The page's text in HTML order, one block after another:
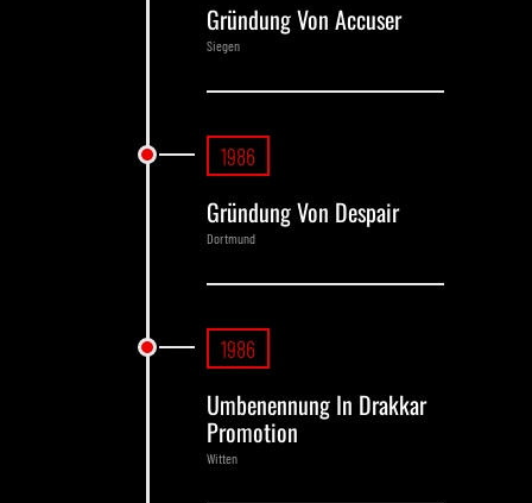
Gründung Von Accuser
Siegen
1986
Gründung Von Despair
Dortmund
1986
Umbenennung In Drakkar
Promotion
Witten